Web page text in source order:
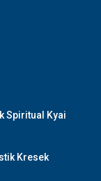
Spiritual Kyai
Kresek